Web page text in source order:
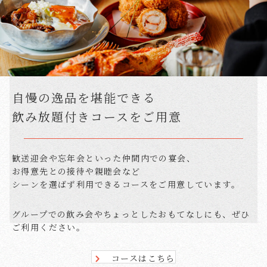
自慢の逸品を堪能できる
飲み放題付きコースをご用意
歓送迎会や忘年会といった仲間内での宴会、
お得意先との接待や親睦会など
シーンを選ばず利用できるコースをご用意しています。
グループでの飲み会やちょっとしたおもてなしにも、ぜひ
ご利用ください。
コースはこちら